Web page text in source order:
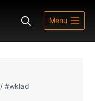
Menu
/ #wkład